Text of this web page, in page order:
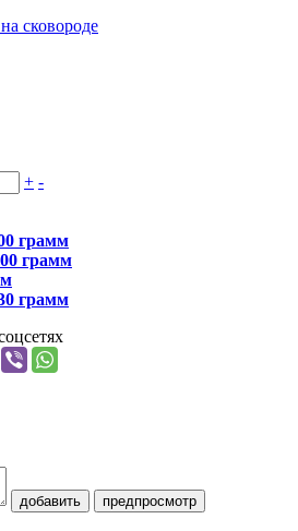
сковороде
+ -
грамм
грамм
грамм
добавить предпросмотр